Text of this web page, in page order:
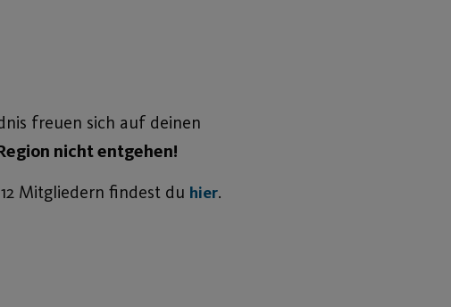
freuen sich auf deinen
nicht entgehen!
Mitgliedern findest du hier.